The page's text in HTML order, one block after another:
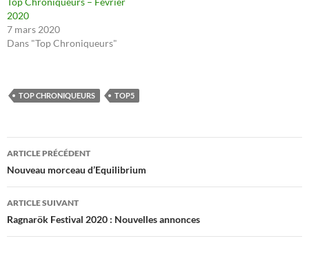
2020
7 mars 2020
Dans "Top Chroniqueurs"
TOP CHRONIQUEURS TOP5
Navigation
des
articles
ARTICLE PRÉCÉDENT
Nouveau morceau d’Equilibrium
ARTICLE SUIVANT
Ragnarök Festival 2020 : Nouvelles annonces